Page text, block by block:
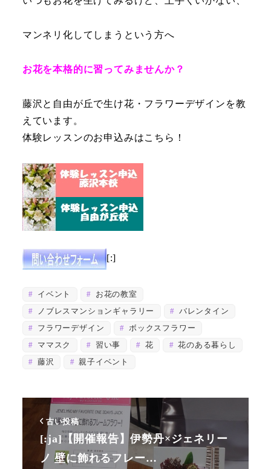
マンネリ化してしまうという方へ
お花を本格的に習ってみませんか？
藤沢と自由が丘で生け花・フラワーデザインを教
えています。
体験レッスンのお申込みはこちら！
[:]
イベント
お花の教室
ノブレスマンションギャラリー
バレンタイン
フラワーデザイン
ボックスフラワー
ママスク
習い事 花
花のある暮らし
藤沢
親子イベント
古い投稿
[:ja]【開催報告】伊勢丹×ジェネリー
ノ 壁に飾れるフレー…